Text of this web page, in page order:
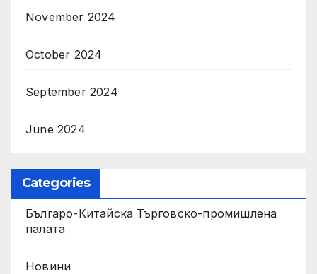
November 2024
October 2024
September 2024
June 2024
Categories
Българо-Китайска Търговско-промишлена
палaта
Новини